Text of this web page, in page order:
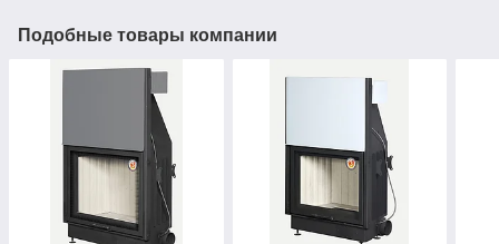
Подобные товары компании